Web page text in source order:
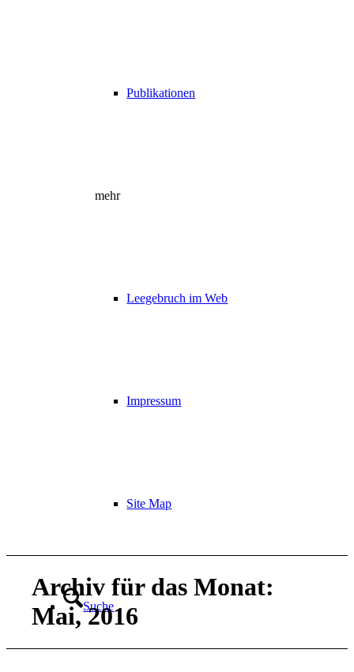
Publikationen
mehr
Leegebruch im Web
Impressum
Site Map
Suche
Archiv für das Monat:
Mai, 2016